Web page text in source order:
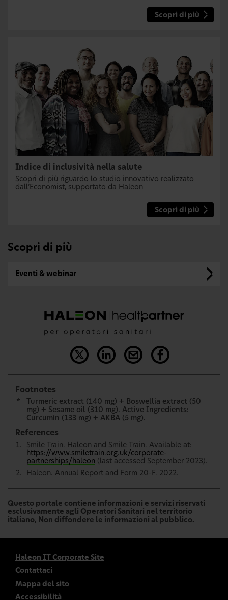
Scopri di più
Indice di inclusività nella salute
Scopri di più riguardo lo studio innovativo realizzato
dall’Economist, supportato da Haleon
Scopri di più
Scopri di più
Eventi & webinar
Footnotes
*
Turmeric extract (140 mg) + Boswellia extract (50
mg) + Sesame oil (310 mg). Active Ingredients:
Curcumin (133 mg) + AKBA (5 mg).
References
Smile Train. Haleon and Smile Train. Available at:
https://www.smiletrain.org.uk/corporate-
partnerships/haleon (last accessed September 2023).
Haleon. Annual Report and Form 20-F. 2022.
Questo portale contiene informazioni e servizi riservati
esclusivamente agli Operatori Sanitari nel territorio
italiano, Non diffondere le informazioni al pubblico.
Haleon IT Corporate Site
Contattaci
Mappa del sito
Accessibilità